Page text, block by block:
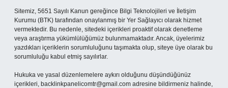
Sitemiz, 5651 Sayılı Kanun gereğince Bilgi Teknolojileri ve İletişim
Kurumu (BTK) tarafından onaylanmış bir Yer Sağlayıcı olarak hizmet
vermektedir. Bu nedenle, sitedeki içerikleri proaktif olarak denetleme
veya araştırma yükümlülüğümüz bulunmamaktadır. Ancak, üyelerimiz
yazdıkları içeriklerin sorumluluğunu taşımakta olup, siteye üye olarak bu
sorumluluğu kabul etmiş sayılırlar.
Hukuka ve yasal düzenlemelere aykırı olduğunu düşündüğünüz
içerikleri, backlinkpanelicomtr@gmail.com adresine bildirmeniz halinde,